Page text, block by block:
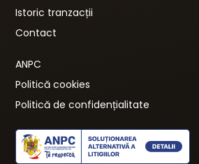
Istoric tranzacții
Contact
ANPC
Politică cookies
Politică de confidențialitate